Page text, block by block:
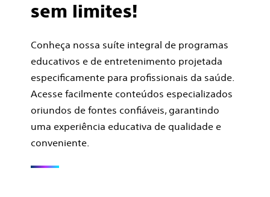
sem limites!
Conheça nossa suíte integral de programas
educativos e de entretenimento projetada
especificamente para profissionais da saúde.
Acesse facilmente conteúdos especializados
oriundos de fontes confiáveis, garantindo
uma experiência educativa de qualidade e
conveniente.